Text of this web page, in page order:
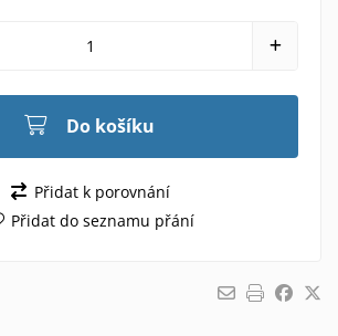
Do košíku
Přidat k porovnání
Přidat do seznamu přání